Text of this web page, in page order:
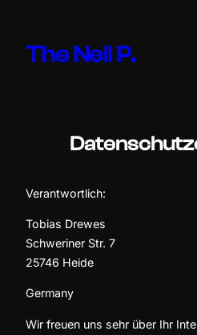
springen
The Neil P.
Verantwortlich:
Tobias Drewes
Schweriner Str. 7
25746 Heide
Germany
Wir freuen uns sehr über Ihr